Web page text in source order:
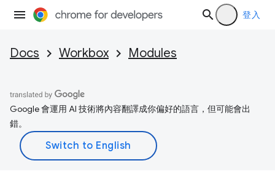
登入
Docs Workbox Modules
Google 會運用 AI 技術將內容翻譯成你偏好的語言，但可能會出
錯。